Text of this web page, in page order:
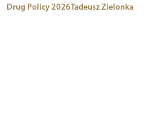
Drug Policy 2026Tadeusz Zielonka